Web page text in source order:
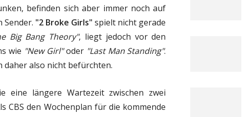
befinden sich aber immer noch auf
Sender. "2 Broke Girls" spielt nicht gerade
Big Bang Theory", liegt jedoch vor den
wie "New Girl"oder "Last Man Standing".
daher also nicht befürchten.
eine längere Wartezeit zwischen zwei
CBS den Wochenplan für die kommende